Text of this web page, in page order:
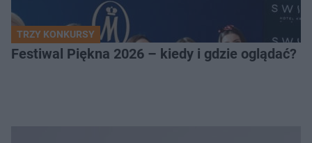
TRZY KONKURSY
Festiwal Piękna 2026 – kiedy i gdzie oglądać?